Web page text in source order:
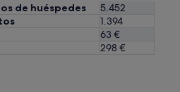
de huéspedes
5.452
1.394
63 €
298 €